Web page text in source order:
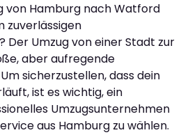
von Hamburg nach Watford
zuverlässigen
? Der Umzug von einer Stadt zur
aber aufregende
sicherzustellen, dass dein
ist es wichtig, ein
Umzugsunternehmen
aus Hamburg zu wählen.